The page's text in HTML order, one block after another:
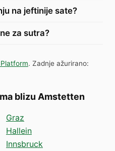
na jeftinije sate?
za sutra?
. Zadnje ažurirano:
blizu Amstetten
Graz
Hallein
Innsbruck